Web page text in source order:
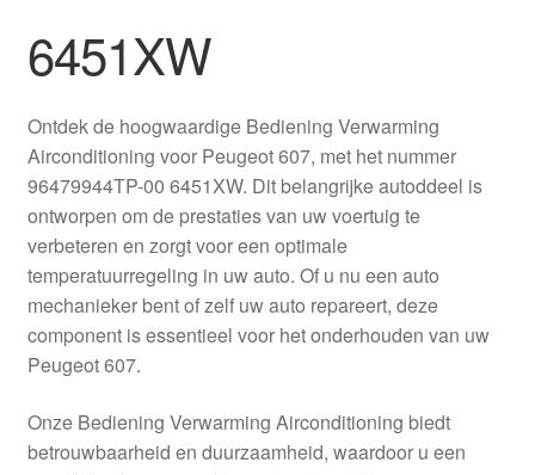
Betalingen
Contact
Kassa
Klachten
Klachtenprocedure
Mijn account
6451XW
Ontdek de hoogwaardige Bediening Verwarming
Airconditioning voor Peugeot 607, met het nummer
96479944TP-00 6451XW. Dit belangrijke autoddeel is
ontworpen om de prestaties van uw voertuig te
verbeteren en zorgt voor een optimale
temperatuurregeling in uw auto. Of u nu een auto
mechanieker bent of zelf uw auto repareert, deze
component is essentieel voor het onderhouden van uw
Peugeot 607.
Onze Bediening Verwarming Airconditioning biedt
betrouwbaarheid en duurzaamheid, waardoor u een